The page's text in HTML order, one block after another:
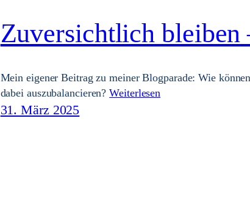
Zuversichtlich bleiben
Mein eigener Beitrag zu meiner Blogparade: Wie
dabei auszubalancieren?Weiterlesen
31. März 2025